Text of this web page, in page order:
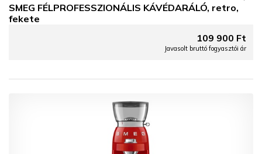
SMEG FÉLPROFESSZIONÁLIS KÁVÉDARÁLÓ, retro,
fekete
109 900 Ft
Javasolt bruttó fogyasztói ár